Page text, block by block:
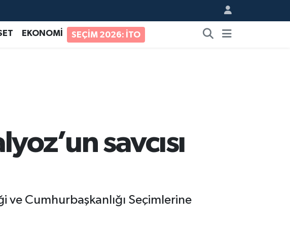
EKONOMİ SEÇİM 2026: İTO
savcısı
ve Cumhurbaşkanlığı Seçimlerine